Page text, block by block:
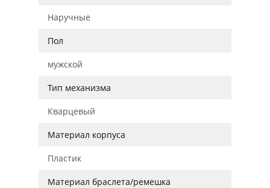
Наручные
Пол
мужской
Тип механизма
Кварцевый
Материал корпуса
Пластик
Материал браслета/ремешка